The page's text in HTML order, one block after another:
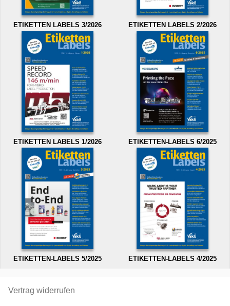
ETIKETTEN LABELS 3/2026 ETIKETTEN LABELS 2/2026
ETIKETTEN LABELS 1/2026 ETIKETTEN-LABELS 6/2025
ETIKETTEN-LABELS 5/2025 ETIKETTEN-LABELS 4/2025
Vertrag widerrufen